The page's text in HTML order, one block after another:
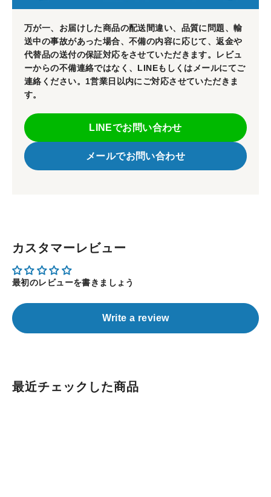
万が一、お届けした商品の配送間違い、品質に問題、輸
送中の事故があった場合、不備の内容に応じて、返金や
代替品の送付の保証対応をさせていただきます。レビュ
ーからの不備連絡ではなく、LINEもしくはメールにてご
連絡ください。1営業日以内にご対応させていただきま
す。
LINEでお問い合わせ
メールでお問い合わせ
カスタマーレビュー
最初のレビューを書きましょう
Write a review
最近チェックした商品